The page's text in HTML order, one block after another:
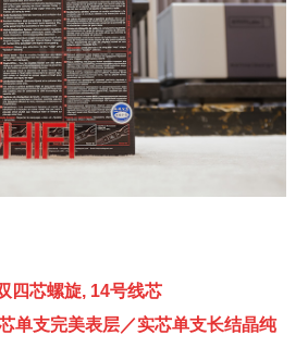
四芯螺旋, 14号线芯
单支完美表层／实芯单支长结晶纯